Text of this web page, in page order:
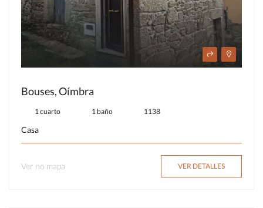
Bouses, Oímbra
1 cuarto 1 baño 1138
Casa
Ver no mapa VER DETALLES